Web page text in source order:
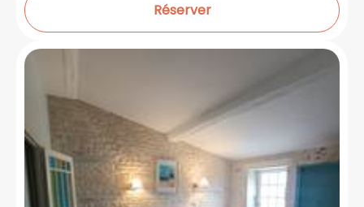
Réserver